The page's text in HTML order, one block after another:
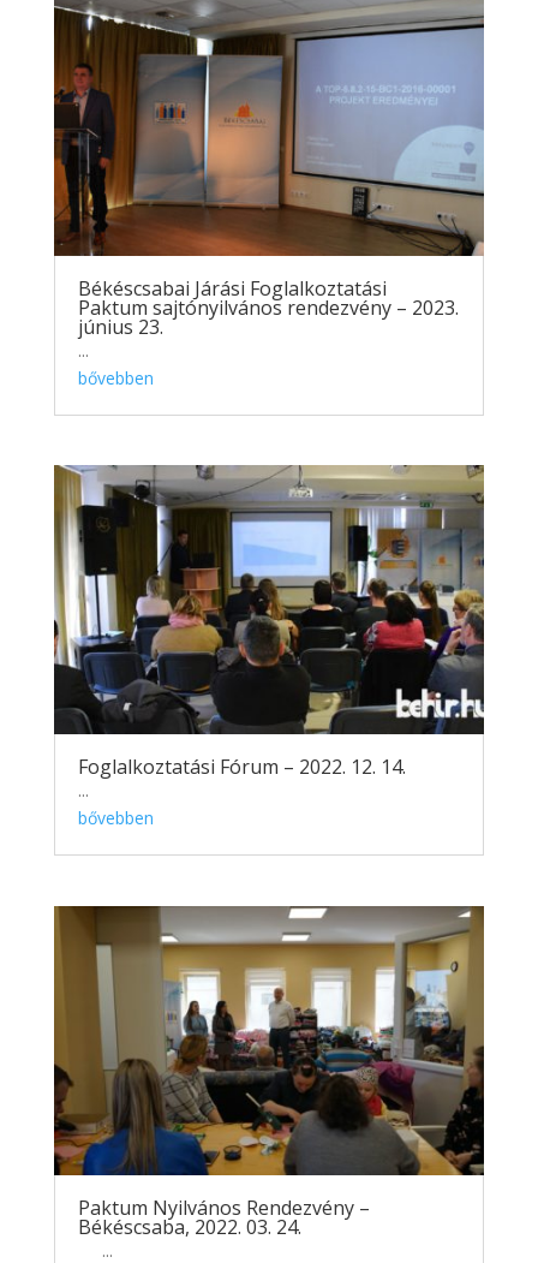
Békéscsabai Járási Foglalkoztatási
Paktum sajtónyilvános rendezvény – 2023.
június 23.
...
bővebben
Foglalkoztatási Fórum – 2022. 12. 14.
...
bővebben
Paktum Nyilvános Rendezvény –
Békéscsaba, 2022. 03. 24.
...